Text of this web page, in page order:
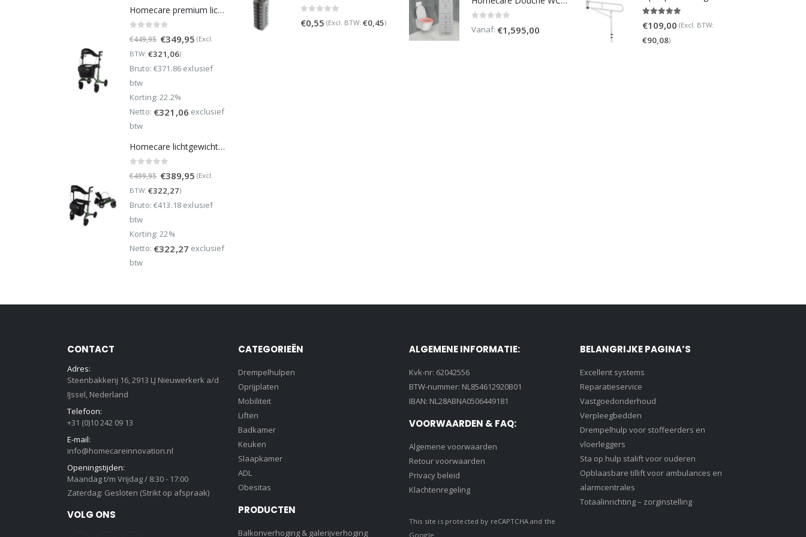
Homecare premium lichtgewicht 5,4 kg - carbon rollator - 150 kg draaggewicht - Opvouwbaar - Groen - incl stokhouder
€449,95 Oorspronkelijke
prijs
was:
€349,95 Huidige
is:
(Excl.
BTW: €321,06)
Bruto: €371.86 exlusief
btw
Korting: 22.2%
Netto: €321,06 exclusief
btw
Homecare lichtgewicht Rollator van 5,8 kg – Carbon rollator tot 150 kg draaggewicht – Dubbel opvouwbaar en inclusief reistas - Groen
€499,95 Oorspronkelijke
prijs
was:
€389,95 Huidige
is:
(Excl.
BTW: €322,27)
Bruto: €413.18 exlusief
btw
Korting: 22%
Netto: €322,27 exclusief
btw
€0,55 (Excl. BTW: €0,45)
Vanaf: €1,595,00 €109,00 (Excl. BTW:
€90,08)
CONTACT
Adres:
Steenbakkerij 16, 2913 LJ Nieuwerkerk a/d
IJssel, Nederland
Telefoon:
+31 (0)10 242 09 13
E-mail:
info@homecareinnovation.nl
Openingstijden:
Maandag t/m Vrijdag / 8:30 - 17:00
Zaterdag: Gesloten (Strikt op afspraak)
VOLG ONS
CATEGORIEËN
Drempelhulpen
Oprijplaten
Mobiliteit
Liften
Badkamer
Keuken
Slaapkamer
ADL
Obesitas
PRODUCTEN
Balkonverhoging & galerijverhoging
ALGEMENE INFORMATIE:
Kvk-nr: 62042556
BTW-nummer: NL854612920B01
IBAN: NL28ABNA0506449181
VOORWAARDEN & FAQ:
Algemene voorwaarden
Retour voorwaarden
Privacy beleid
Klachtenregeling
This site is protected by reCAPTCHA and the
Google
BELANGRIJKE PAGINA’S
Excellent systems
Reparatieservice
Vastgoedonderhoud
Verpleegbedden
Drempelhulp voor stoffeerders en
vloerleggers
Sta op hulp stalift voor ouderen
Opblaasbare tillift voor ambulances en
alarmcentrales
Totaalinrichting – zorginstelling